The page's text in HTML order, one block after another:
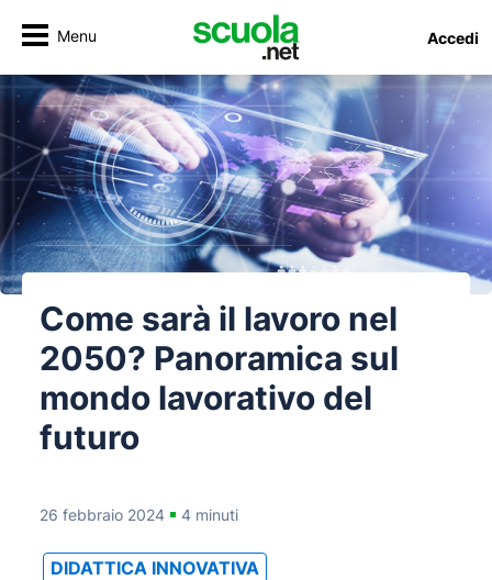
Menu Accedi
Come sarà il lavoro nel
2050? Panoramica sul
mondo lavorativo del
futuro
26 febbraio 2024 4 minuti
DIDATTICA INNOVATIVA